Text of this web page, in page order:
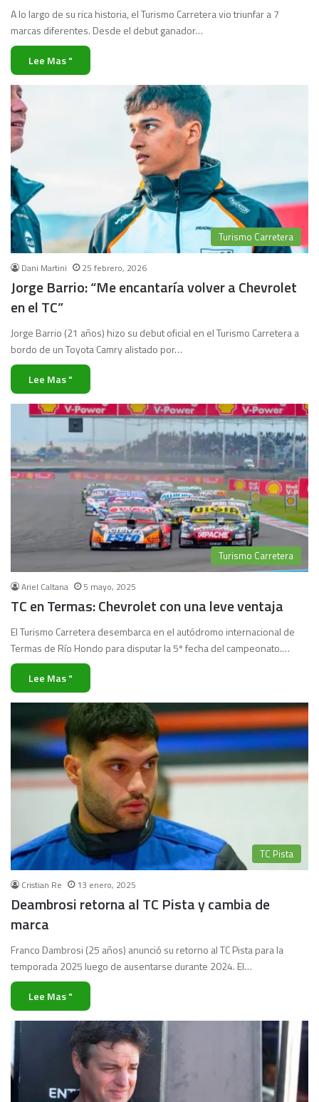
A lo largo de su rica historia, el Turismo Carretera vio triunfar a 7
marcas diferentes. Desde el debut ganador…
Lee Mas "
Turismo Carretera
Dani Martini 25 febrero, 2026
Jorge Barrio: “Me encantaría volver a Chevrolet
en el TC”
Jorge Barrio (21 años) hizo su debut oficial en el Turismo Carretera a
bordo de un Toyota Camry alistado por…
Lee Mas "
Turismo Carretera
Ariel Caltana 5 mayo, 2025
TC en Termas: Chevrolet con una leve ventaja
El Turismo Carretera desembarca en el autódromo internacional de
Termas de Río Hondo para disputar la 5ª fecha del campeonato.…
Lee Mas "
TC Pista
Cristian Re 13 enero, 2025
Deambrosi retorna al TC Pista y cambia de
marca
Franco Dambrosi (25 años) anunció su retorno al TC Pista para la
temporada 2025 luego de ausentarse durante 2024. El…
Lee Mas "